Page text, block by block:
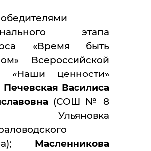
этапа
«Время быть
Всероссийской
«Наши ценности»
Печевская Василиса
(СОШ № 8
Масленникова